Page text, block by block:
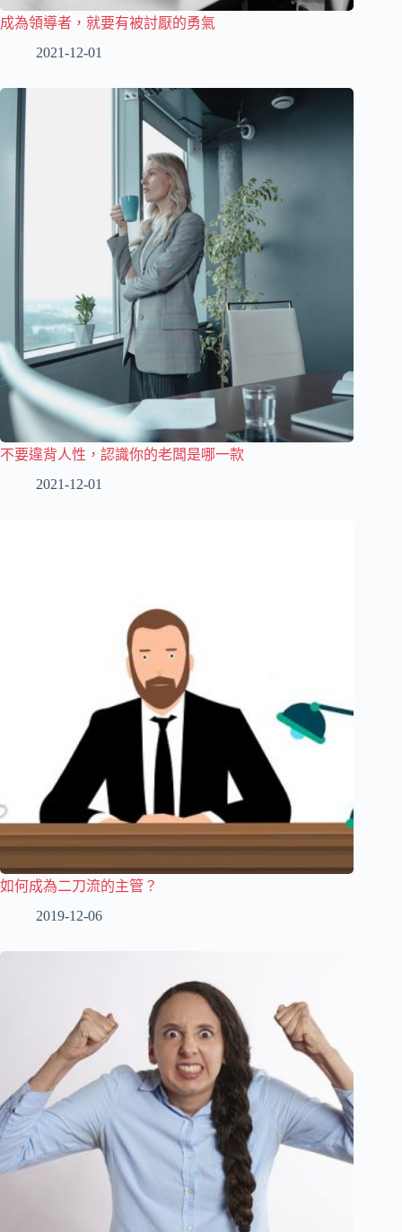
成為領導者，就要有被討厭的勇氣
2021-12-01
不要違背人性，認識你的老闆是哪一款
2021-12-01
如何成為二刀流的主管？
2019-12-06